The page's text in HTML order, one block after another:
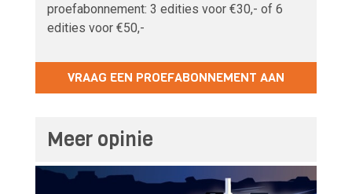
proefabonnement: 3 edities voor €30,- of 6
edities voor €50,-
VRAAG EEN PROEFABONNEMENT AAN
Meer opinie